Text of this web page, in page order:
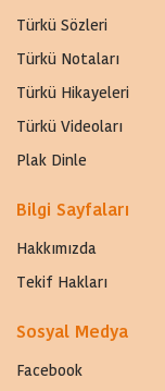
Türkü Sözleri
Türkü Notaları
Türkü Hikayeleri
Türkü Videoları
Plak Dinle
Bilgi Sayfaları
Hakkımızda
Tekif Hakları
Sosyal Medya
Facebook